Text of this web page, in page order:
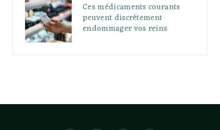
Ces médicaments courants
peuvent discrètement
endommager vos reins